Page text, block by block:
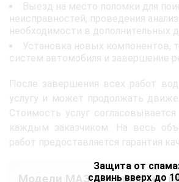
Защита от
сдвинь вверх до
Выезд на место поломки для
неисправностей, проведения
необходимости в дополнительных
Установка новых компонентов,
систем автомобиля и завершение
После завершения всех работ
услугу и может продолжать
Стоимость услуг
каждым заказчиком. На весь
работ предоставляется гарантия
Модели МАЗ, которые мы